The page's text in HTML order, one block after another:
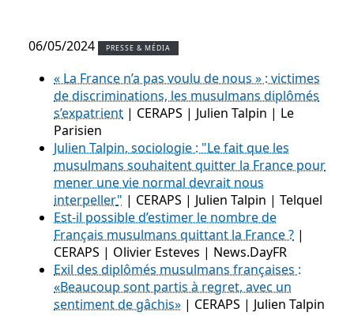
06/05/2024 PRESSE & MÉDIA
« La France n’a pas voulu de nous » : victimes
de discriminations, les musulmans diplômés
s’expatrient | CERAPS | Julien Talpin | Le
Parisien
Julien Talpin, sociologie : "Le fait que les
musulmans souhaitent quitter la France pour
mener une vie normal devrait nous
interpeller" | CERAPS | Julien Talpin | Telquel
Est-il possible d’estimer le nombre de
Français musulmans quittant la France ? |
CERAPS | Olivier Esteves | News.DayFR
Exil des diplômés musulmans françaises :
«Beaucoup sont partis à regret, avec un
sentiment de gâchis» | CERAPS | Julien Talpin